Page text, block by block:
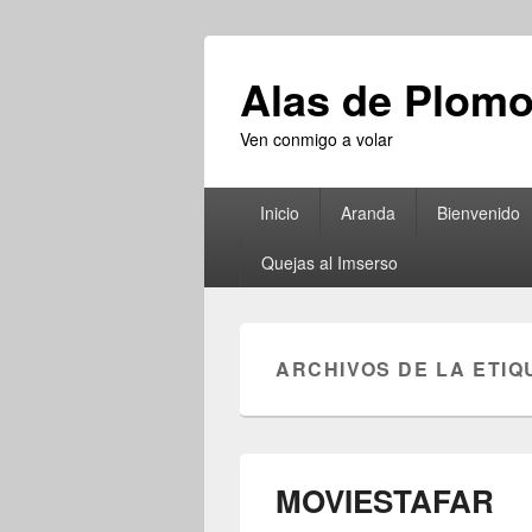
Alas de Plomo
Ven conmigo a volar
principalInicio Aranda Bienvenido
Quejas al Imserso
ARCHIVOS DE LA
MOVIESTAFAR